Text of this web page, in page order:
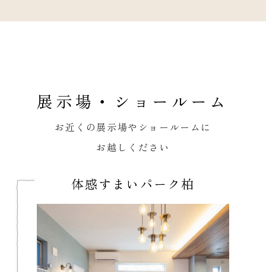
展示場・ショールーム
お近くの展示場やショールームに
お越しください
体感すまいパーク柏